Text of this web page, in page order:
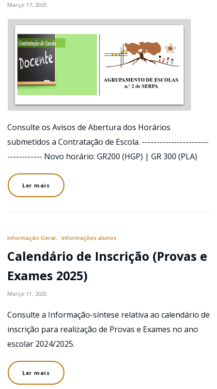
Março 17, 2025
Consulte os Avisos de Abertura dos Horários
submetidos a Contratação de Escola. -----------------------
------------ Novo horário: GR200 (HGP) | GR 300 (PLA)
Ler mais
Informação Geral Informações alunos
Calendário de Inscrição (Provas e
Exames 2025)
Março 11, 2025
Consulte a Informação-síntese relativa ao calendário de
inscrição para realização de Provas e Exames no ano
escolar 2024/2025.
Ler mais